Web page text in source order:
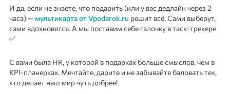
И да, если не знаете, что подарить (или у вас дедлайн через 2
часа) — мультикарта от Vpodarok.ru решит всё. Сами выберут,
сами вдохновятся. А мы поставим себе галочку в таск-трекере
✅
С вами была HR, у которой в подарках больше смыслов, чем в
KPI-планерках. Мечтайте, дарите и не забывайте баловать тех,
кто делает наш мир чуть добрее!